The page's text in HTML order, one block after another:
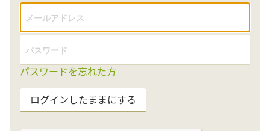
届けたい気持ちで選ぶ
ログイン
パスワードを忘れた方
ログインしたままにする